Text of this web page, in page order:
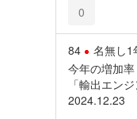
0
84 名無し1
今年の増加
「輸出エン
2024.12.23